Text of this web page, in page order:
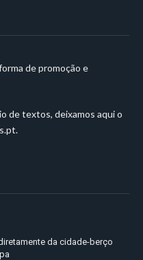
de promoção e
de textos, deixamos aqui o
.
da cidade-berço